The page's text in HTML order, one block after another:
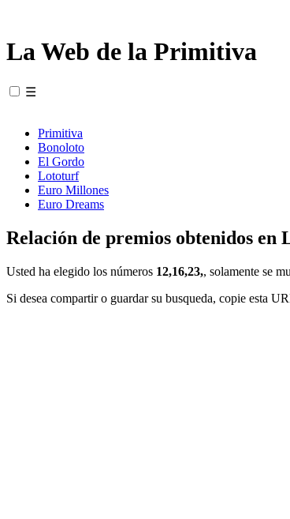
La Web de la Primitiva
☰
Primitiva
Bonoloto
El Gordo
Lototurf
Euro Millones
Euro Dreams
Relación de premios obtenidos
Usted ha elegido los números 12,16,23,, solamente se
Si desea compartir o guardar su busqueda, copie esta